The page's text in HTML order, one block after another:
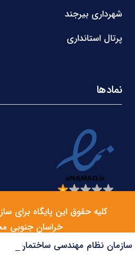
شهرداری بیرجند
پرتال استانداری
نمادها
کلیه حقوق این پایگاه برای
خراسان جنوبی